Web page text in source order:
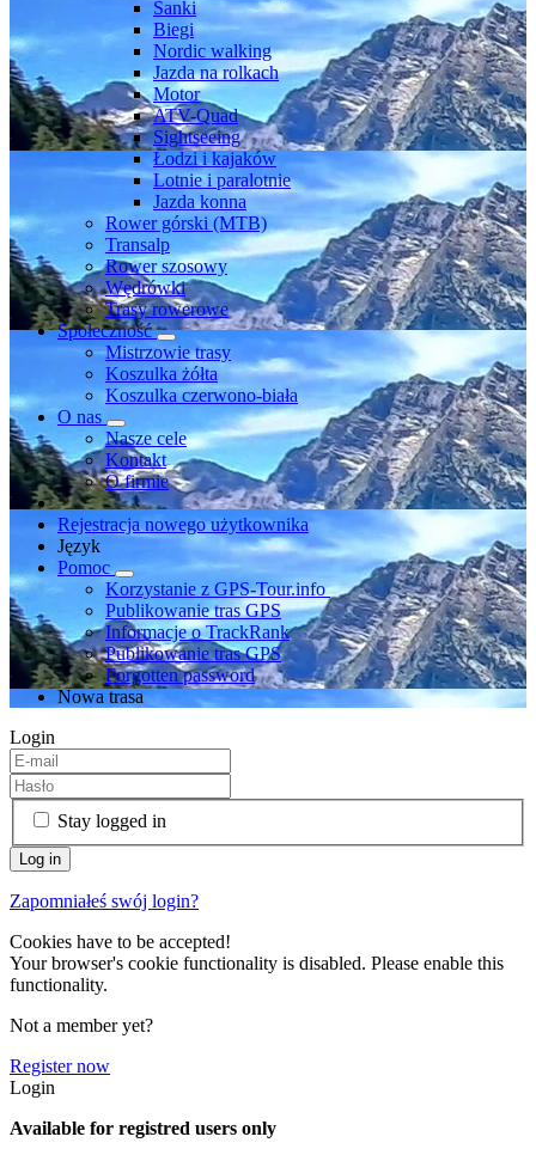
Sanki
Biegi
Nordic walking
Jazda na rolkach
Motor
ATV-Quad
Sightseeing
Łodzi i kajaków
Lotnie i paralotnie
Jazda konna
Rower górski (MTB)
Transalp
Rower szosowy
Wędrówki
Trasy rowerowe
Społeczność
Mistrzowie trasy
Koszulka żółta
Koszulka czerwono-biała
O nas
Nasze cele
Kontakt
O firmie
Rejestracja nowego użytkownika
Język
Pomoc
Korzystanie z GPS-Tour.info
Publikowanie tras GPS
Informacje o TrackRank
Publikowanie tras GPS
Forgotten password
Nowa trasa
Login
Stay logged in
Zapomniałeś swój login?
Cookies have to be accepted!
Your browser's cookie functionality is disabled. Please enable this
functionality.
Not a member yet?
Register now
Login
Available for registred users only